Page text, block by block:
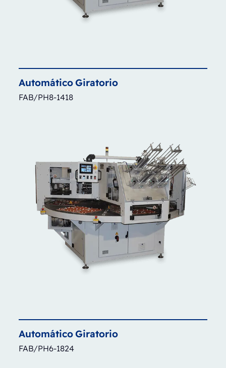
AutomáticoGiratorio
FAB/PH8-1418
AutomáticoGiratorio
FAB/PH6-1824